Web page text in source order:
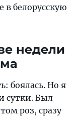
в белорусскую
недели
боялась. Но я
сутки. Был
роз, сразу